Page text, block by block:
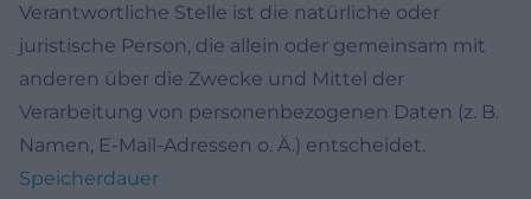
Verantwortliche Stelle ist die natürliche oder
juristische Person, die allein oder gemeinsam mit
anderen über die Zwecke und Mittel der
Verarbeitung von personenbezogenen Daten (z. B.
Namen, E-Mail-Adressen o. Ä.) entscheidet.
Speicherdauer